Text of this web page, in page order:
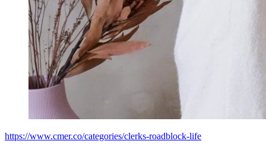
https://www.cmer.co/categories/clerks-roadblock-life